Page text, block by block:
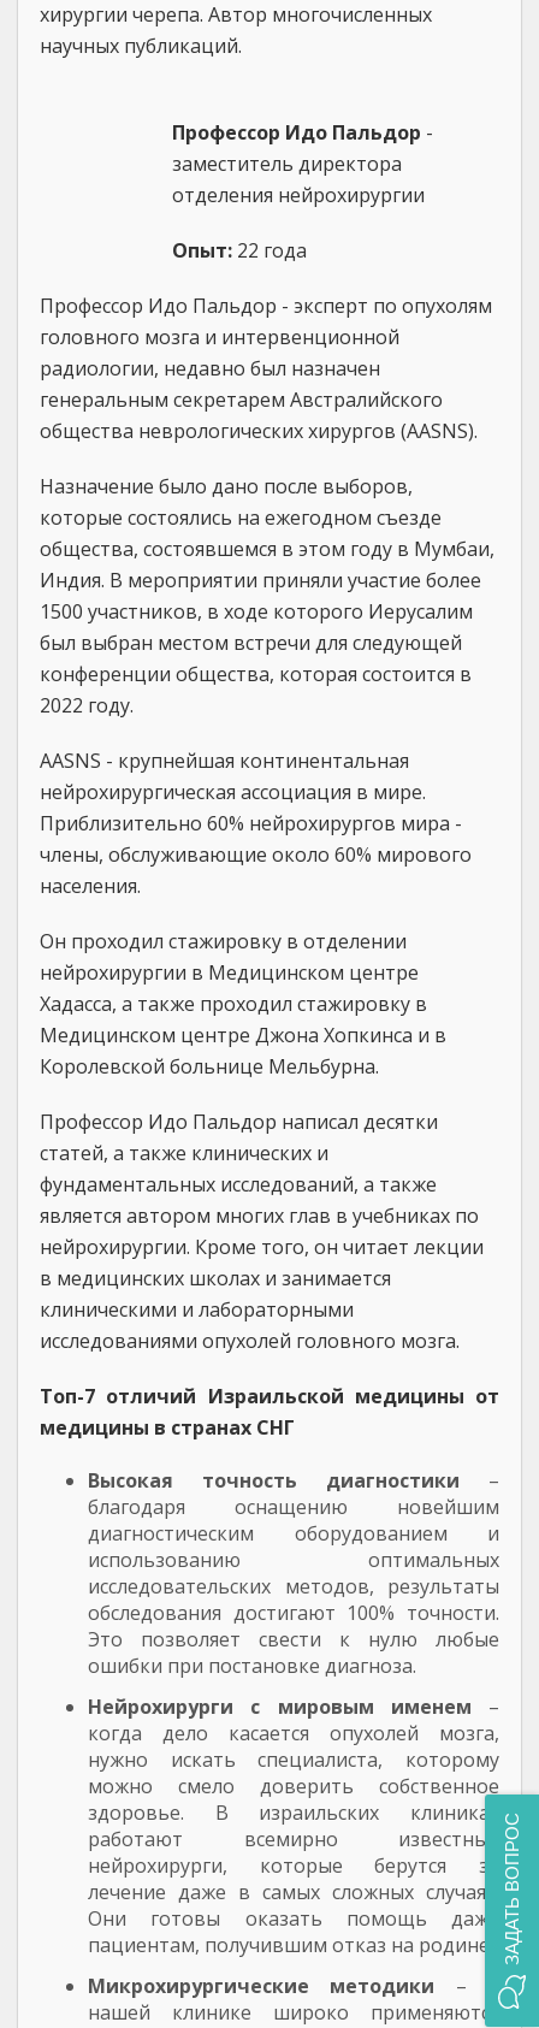
хирургии черепа. Автор многочисленных
научных публикаций.
Профессор Идо Пальдор -
заместитель директора
отделения нейрохирургии
Опыт: 22 года
Профессор Идо Пальдор - эксперт по опухолям
головного мозга и интервенционной
радиологии, недавно был назначен
генеральным секретарем Австралийского
общества неврологических хирургов (AASNS).
Назначение было дано после выборов,
которые состоялись на ежегодном съезде
общества, состоявшемся в этом году в Мумбаи,
Индия. В мероприятии приняли участие более
1500 участников, в ходе которого Иерусалим
был выбран местом встречи для следующей
конференции общества, которая состоится в
2022 году.
AASNS - крупнейшая континентальная
нейрохирургическая ассоциация в мире.
Приблизительно 60% нейрохирургов мира -
члены, обслуживающие около 60% мирового
населения.
Он проходил стажировку в отделении
нейрохирургии в Медицинском центре
Хадасса, а также проходил стажировку в
Медицинском центре Джона Хопкинса и в
Королевской больнице Мельбурна.
Профессор Идо Пальдор написал десятки
статей, а также клинических и
фундаментальных исследований, а также
является автором многих глав в учебниках по
нейрохирургии. Кроме того, он читает лекции
в медицинских школах и занимается
клиническими и лабораторными
исследованиями опухолей головного мозга.
Топ-7 отличий Израильской медицины от
медицины в странах СНГ
Высокая точность диагностики –
благодаря оснащению новейшим
диагностическим оборудованием и
использованию оптимальных
исследовательских методов, результаты
обследования достигают 100% точности.
Это позволяет свести к нулю любые
ошибки при постановке диагноза.
Нейрохирурги с мировым именем –
когда дело касается опухолей мозга,
нужно искать специалиста, которому
можно смело доверить собственное
здоровье. В израильских клиниках
работают всемирно известные
нейрохирурги, которые берутся за
лечение даже в самых сложных случаях.
Они готовы оказать помощь даже
пациентам, получившим отказ на родине.
Микрохирургические методики – в
нашей клинике широко применяются
ЗАДАТЬ ВОПРОС